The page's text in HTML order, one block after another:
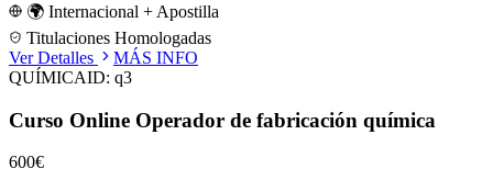
🌍 Internacional + Apostilla
Titulaciones Homologadas
Ver Detalles
MÁS INFO
QUÍMICAID: q3
Curso Online Operador de fabricación química
600€